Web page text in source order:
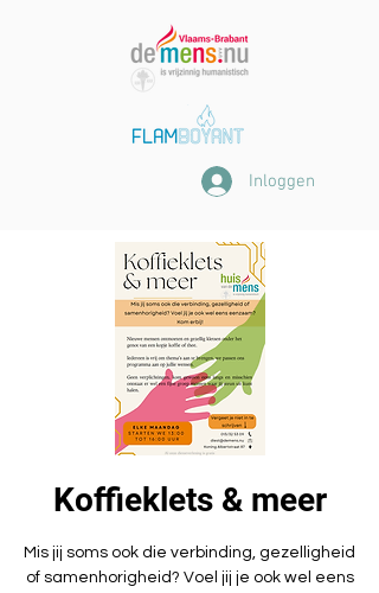
Inloggen
Koffieklets & meer
Mis jij soms ook die verbinding, gezelligheid
of samenhorigheid? Voel jij je ook wel eens